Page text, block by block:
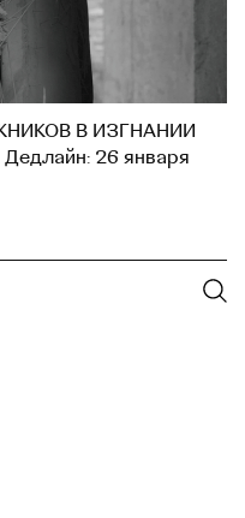
В ИЗГНАНИИ
Дедлайн: 26 января